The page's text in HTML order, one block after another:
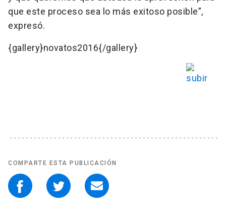
que este proceso sea lo más exitoso posible”,
expresó.
{gallery}novatos2016{/gallery}
COMPARTE ESTA PUBLICACIÓN